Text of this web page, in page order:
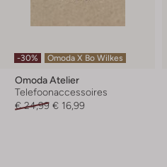
-30% Omoda X Bo Wilkes
Omoda Atelier
Telefoonaccessoires
€ 24,99 € 16,99